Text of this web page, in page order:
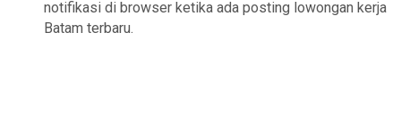
notifikasi di browser ketika ada posting lowongan kerja
Batam terbaru.